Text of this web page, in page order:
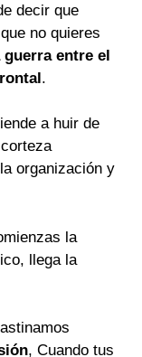
decir que
no quieres
guerra entre el
.
a huir de
organización y
la
llega la
, Cuando tus